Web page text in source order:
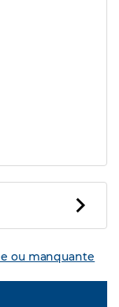
ou manquante